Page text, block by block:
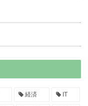
経済 IT